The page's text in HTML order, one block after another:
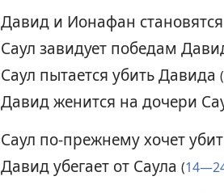
Давид и Ионафан
Саул завидует победам
Саул пытается убить Давида (
Давид женится на дочери
Саул по-прежнему хочет
Давид убегает от Саула (